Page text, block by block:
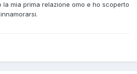
la mia prima relazione omo e ho scoperto